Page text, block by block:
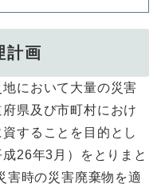
計画
において大量の災害
県及び市町村におけ
することを目的とし
26年3月）をとりまと
害時の災害廃棄物を適